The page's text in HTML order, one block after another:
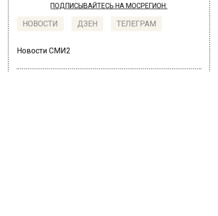
ПОДПИСЫВАЙТЕСЬ НА МОСРЕГИОН:
НОВОСТИ ДЗЕН ТЕЛЕГРАМ
Новости СМИ2